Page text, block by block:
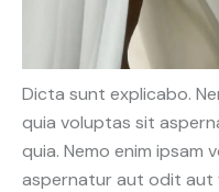
Dicta sunt explicabo.
quia voluptas sit
quia. Nemo enim
aspernatur aut odit aut